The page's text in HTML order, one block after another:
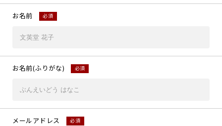
お名前 必須
お名前(ふりがな) 必須
メールアドレス 必須